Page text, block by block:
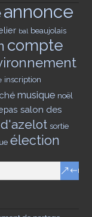
annonce
bal beaujolais
compte
inscription
musique noël
salon des
sortie
élection